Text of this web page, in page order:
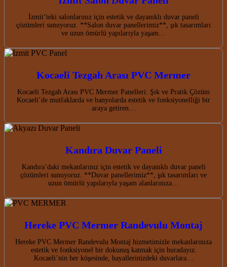
İzmit’teki salonlarınız için estetik ve dayanıklı duvar paneli
çözümleri sunuyoruz. **Salon duvar panellerimiz**, şık tasarımları
ve uzun ömürlü yapılarıyla yaşam…
Kocaeli Tezgah Arası PVC Mermer
Kocaeli Tezgah Arası PVC Mermer Panelleri: Şık ve Pratik Çözüm
Kocaeli’de mutfaklarda ve banyolarda estetik ve fonksiyonelliği bir
araya getiren…
Kandıra Duvar Paneli
Kandıra’daki mekanlarınız için estetik ve dayanıklı duvar paneli
çözümleri sunuyoruz. **Duvar panellerimiz**, şık tasarımları ve
uzun ömürlü yapılarıyla yaşam alanlarınıza…
Hereke PVC Mermer Randevulu Montaj
Hereke PVC Mermer Randevulu Montaj hizmetimizle mekanlarınıza
estetik ve fonksiyonel bir dokunuş katmak için buradayız.
Kocaeli’nin her köşesinde, hayallerinizdeki duvarlara…